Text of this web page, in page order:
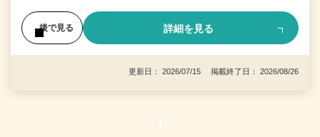
後で見る 詳細を見る
更新日： 2026/07/15 掲載終了日： 2026/08/26
1